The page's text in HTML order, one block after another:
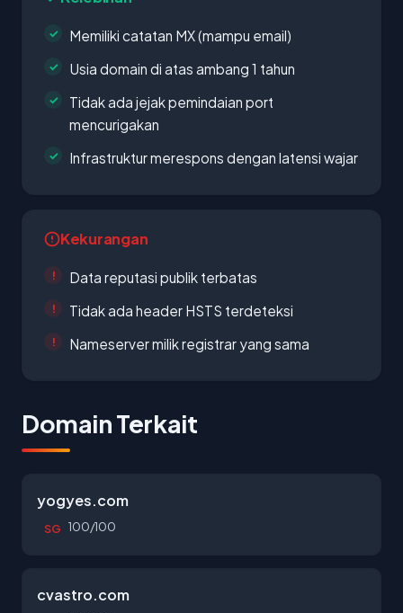
Memiliki catatan MX (mampu email)
Usia domain di atas ambang 1 tahun
Tidak ada jejak pemindaian port
mencurigakan
Infrastruktur merespons dengan latensi wajar
Kekurangan
Data reputasi publik terbatas
Tidak ada header HSTS terdeteksi
Nameserver milik registrar yang sama
Domain Terkait
yogyes.com
SG 100/100
cvastro.com